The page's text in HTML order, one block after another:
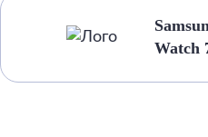
Watch